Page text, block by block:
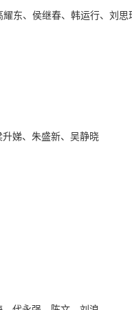
东、侯继春、韩运行、刘思
娣、朱盛新、吴静晓